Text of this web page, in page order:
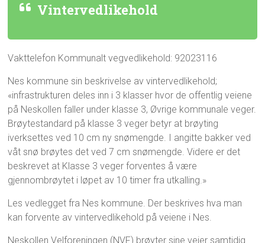
Vintervedlikehold
Vakttelefon Kommunalt vegvedlikehold: 92023116
Nes kommune sin beskrivelse av vintervedlikehold;
«infrastrukturen deles inn i 3 klasser hvor de offentlig veiene
på Neskollen faller under klasse 3, Øvrige kommunale veger.
Brøytestandard på klasse 3 veger betyr at brøyting
iverksettes ved 10 cm ny snømengde. I angitte bakker ved
våt snø brøytes det ved 7 cm snømengde. Videre er det
beskrevet at Klasse 3 veger forventes å være
gjennombrøytet i løpet av 10 timer fra utkalling.»
Les vedlegget fra Nes kommune. Der beskrives hva man
kan forvente av vintervedlikehold på veiene i Nes.
Neskollen Velforeningen (NVF) brøyter sine veier samtidig